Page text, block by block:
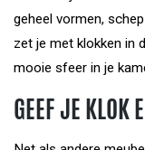
geheel vormen,
zet je met klokken in
mooie sfeer in je
GEEF JE KLOK